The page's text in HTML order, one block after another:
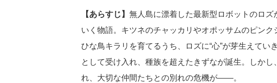
【あらすじ】 無人島に漂着した最新型ロボットのロ
いく物語。キツネのチャッカリやオポッサムのピン
ひな鳥キラリを育てるうち、ロズに“心”が芽生えて
として受け入れ、種族を超えたきずなが誕生。しか
れ、大切な仲間たちとの別れの危機が――。